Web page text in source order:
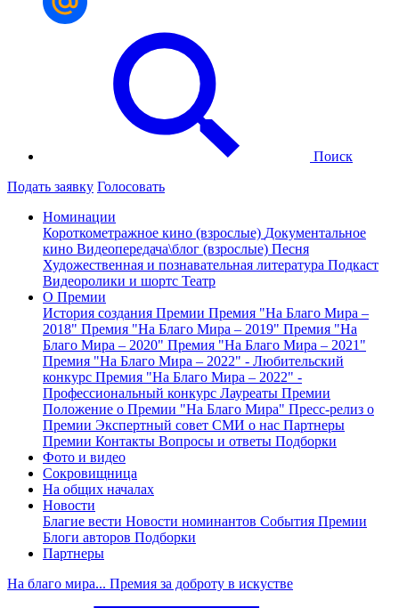
Поиск
Подать заявку Голосовать
Номинации
Короткометражное кино (взрослые) Документальное
кино Видеопередача\блог (взрослые) Песня
Художественная и познавательная литература Подкаст
Видеоролики и шортс Театр
О Премии
История создания Премии Премия "На Благо Мира –
2018" Премия "На Благо Мира – 2019" Премия "На
Благо Мира – 2020" Премия "На Благо Мира – 2021"
Премия "На Благо Мира – 2022" - Любительский
конкурс Премия "На Благо Мира – 2022" -
Профессиональный конкурс Лауреаты Премии
Положение о Премии "На Благо Мира" Пресс-релиз о
Премии Экспертный совет СМИ о нас Партнеры
Премии Контакты Вопросы и ответы Подборки
Фото и видео
Сокровищница
На общих началах
Новости
Благие вести Новости номинантов События Премии
Блоги авторов Подборки
Партнеры
На благо мира... Премия за доброту в искустве